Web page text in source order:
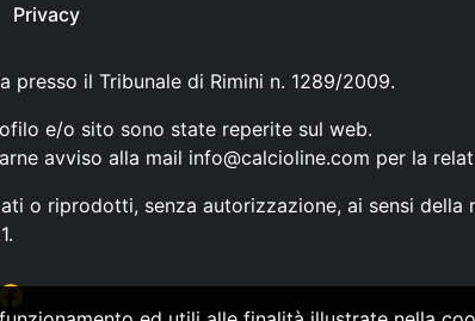
Privacy
il Tribunale di Rimini n. 1289/2009.
e/o sito sono state reperite sul web.
avviso alla mail info@calcioline.com per la
o riprodotti, senza autorizzazione, ai sensi della